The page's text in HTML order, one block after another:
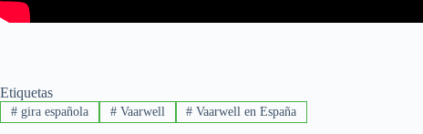
Etiquetas
#gira española #Vaarwell # Vaarwell en España